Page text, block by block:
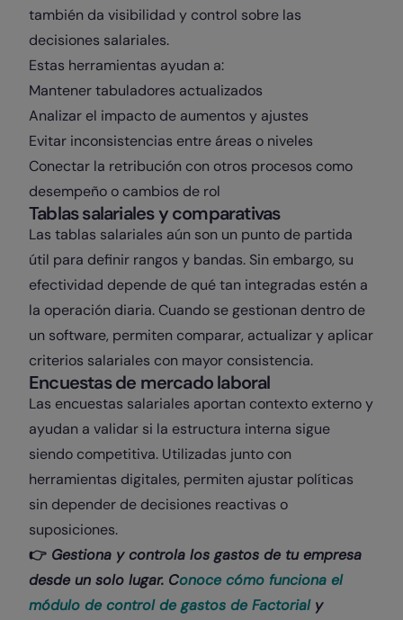
también da visibilidad y control sobre las
decisiones salariales.
Estas herramientas ayudan a:
Mantener tabuladores actualizados
Analizar el impacto de aumentos y ajustes
Evitar inconsistencias entre áreas o niveles
Conectar la retribución con otros procesos como
desempeño o cambios de rol
Tablas salariales y comparativas
Las tablas salariales aún son un punto de partida
útil para definir rangos y bandas. Sin embargo, su
efectividad depende de qué tan integradas estén a
la operación diaria. Cuando se gestionan dentro de
un software, permiten comparar, actualizar y aplicar
criterios salariales con mayor consistencia.
Encuestas de mercado laboral
Las encuestas salariales aportan contexto externo y
ayudan a validar si la estructura interna sigue
siendo competitiva. Utilizadas junto con
herramientas digitales, permiten ajustar políticas
sin depender de decisiones reactivas o
suposiciones.
👉 Gestiona y controla los gastos de tu empresa
desde un solo lugar. Conoce cómo funciona el
módulo de control de gastos de Factorialy